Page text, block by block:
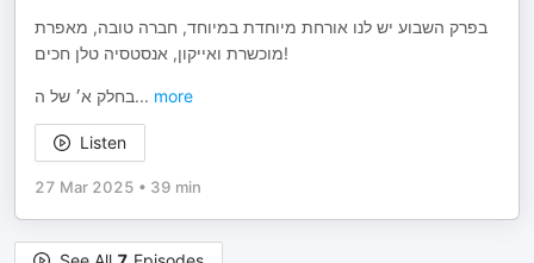
בפרק השבוע יש לנו אורחת מיוחדת במיוחד, חברה טובה, מאפרת
מוכשרת ואייקון, אנסטסיה טלן חכים!
בחלק א׳ של ה... more
Listen
27 Mar 2025 • 39 min